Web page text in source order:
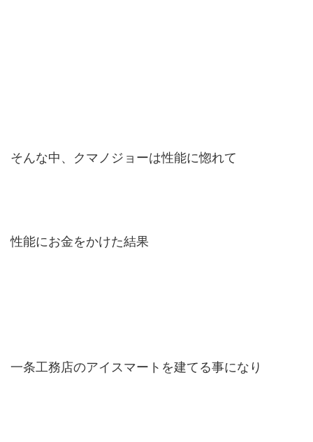
そんな中、クマノジョーは性能に惚れて
性能にお金をかけた結果
一条工務店のアイスマートを建てる事になり